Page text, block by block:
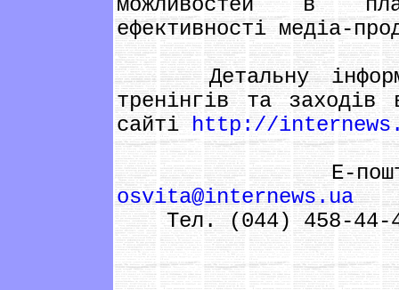
можливостей в
ефективності медіа-
Детальну
тренінгів та заходів
сайті http://
Е-пошта
osvita@internews.ua
Тел. (044) 458-44-